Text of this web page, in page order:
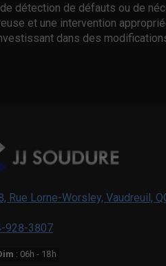
détection de défauts ou de
et une intervention
dans des
Rue Lorne-Worsley, Vaudreuil,
928-3807
: 06h - 18h